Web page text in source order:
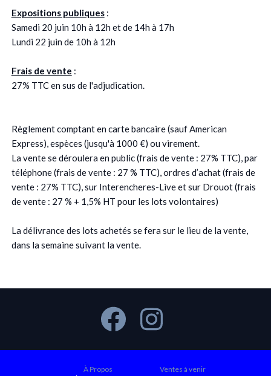
Expositions publiques:
Samedi 20 juin 10h à 12h et de 14h à 17h
Lundi 22 juin de 10h à 12h
Frais de vente :
27% TTC en sus de l'adjudication.
Règlement comptant en carte bancaire (sauf American
Express), espèces (jusqu'à 1000 €) ou virement.
La vente se déroulera en public (frais de vente : 27% TTC), par
téléphone (frais de vente : 27 % TTC), ordres d’achat (frais de
vente : 27% TTC), sur Interencheres-Live et sur Drouot (frais
de vente : 27 % + 1,5% HT pour les lots volontaires)
La délivrance des lots achetés se fera sur le lieu de la vente,
dans la semaine suivant la vente.
À Propos
Ventes à venir